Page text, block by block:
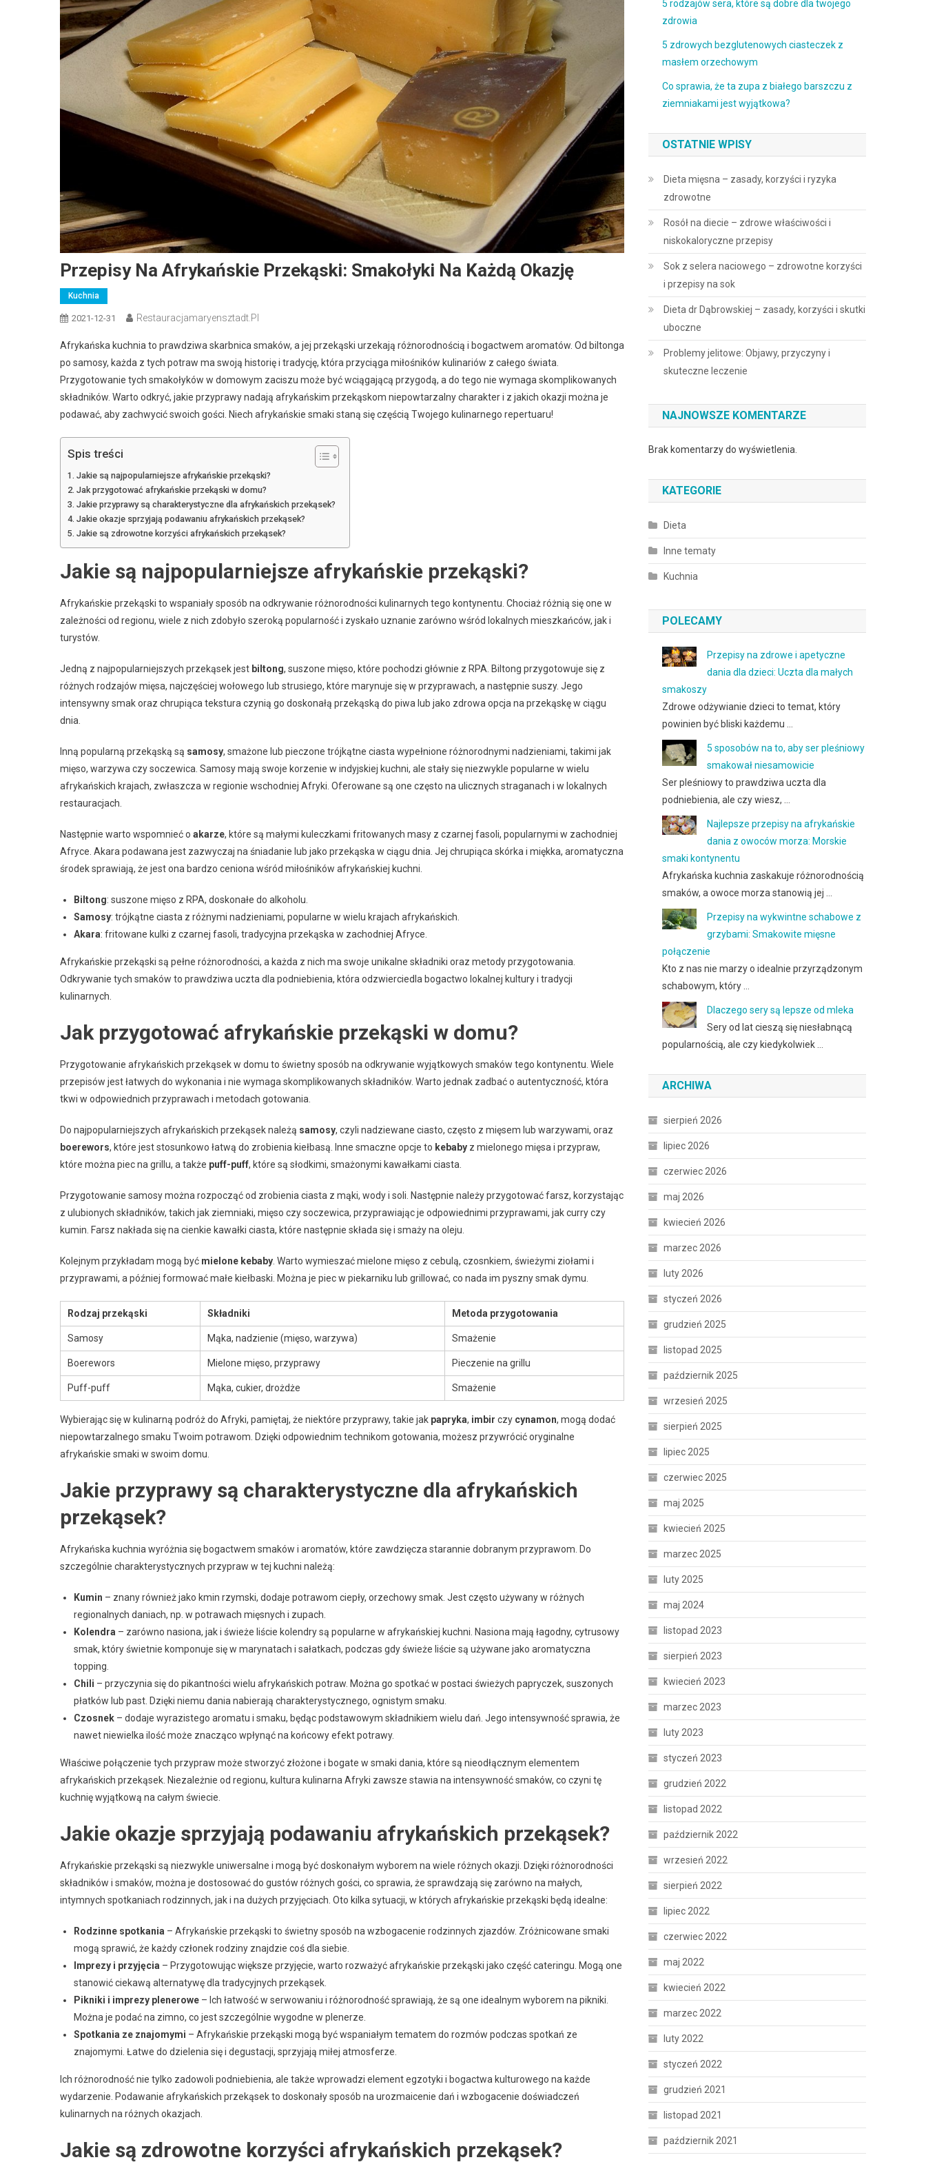
Przepisy Na Afrykańskie Przekąski: Smakołyki Na Każdą Okazję
Kuchnia
2021-12-31 Restauracjamaryensztadt.pl
Afrykańska kuchnia to prawdziwa skarbnica smaków, a jej przekąski urzekają różnorodnością i bogactwem aromatów. Od biltonga
po samosy, każda z tych potraw ma swoją historię i tradycję, która przyciąga miłośników kulinariów z całego świata.
Przygotowanie tych smakołyków w domowym zaciszu może być wciągającą przygodą, a do tego nie wymaga skomplikowanych
składników. Warto odkryć, jakie przyprawy nadają afrykańskim przekąskom niepowtarzalny charakter i z jakich okazji można je
podawać, aby zachwycić swoich gości. Niech afrykańskie smaki staną się częścią Twojego kulinarnego repertuaru!
Spis treści
Jakie są najpopularniejsze afrykańskie przekąski?
Jak przygotować afrykańskie przekąski w domu?
Jakie przyprawy są charakterystyczne dla afrykańskich przekąsek?
Jakie okazje sprzyjają podawaniu afrykańskich przekąsek?
Jakie są zdrowotne korzyści afrykańskich przekąsek?
Jakie są najpopularniejsze afrykańskie przekąski?
Afrykańskie przekąski to wspaniały sposób na odkrywanie różnorodności kulinarnych tego kontynentu. Chociaż różnią się one w
zależności od regionu, wiele z nich zdobyło szeroką popularność i zyskało uznanie zarówno wśród lokalnych mieszkańców, jak i
turystów.
Jedną z najpopularniejszych przekąsek jest biltong, suszone mięso, które pochodzi głównie z RPA. Biltong przygotowuje się z
różnych rodzajów mięsa, najczęściej wołowego lub strusiego, które marynuje się w przyprawach, a następnie suszy. Jego
intensywny smak oraz chrupiąca tekstura czynią go doskonałą przekąską do piwa lub jako zdrowa opcja na przekąskę w ciągu
dnia.
Inną popularną przekąską są samosy, smażone lub pieczone trójkątne ciasta wypełnione różnorodnymi nadzieniami, takimi jak
mięso, warzywa czy soczewica. Samosy mają swoje korzenie w indyjskiej kuchni, ale stały się niezwykle popularne w wielu
afrykańskich krajach, zwłaszcza w regionie wschodniej Afryki. Oferowane są one często na ulicznych straganach i w lokalnych
restauracjach.
Następnie warto wspomnieć o akarze, które są małymi kuleczkami fritowanych masy z czarnej fasoli, popularnymi w zachodniej
Afryce. Akara podawana jest zazwyczaj na śniadanie lub jako przekąska w ciągu dnia. Jej chrupiąca skórka i miękka, aromatyczna
środek sprawiają, że jest ona bardzo ceniona wśród miłośników afrykańskiej kuchni.
Biltong: suszone mięso z RPA, doskonałe do alkoholu.
Samosy: trójkątne ciasta z różnymi nadzieniami, popularne w wielu krajach afrykańskich.
Akara: fritowane kulki z czarnej fasoli, tradycyjna przekąska w zachodniej Afryce.
Afrykańskie przekąski są pełne różnorodności, a każda z nich ma swoje unikalne składniki oraz metody przygotowania.
Odkrywanie tych smaków to prawdziwa uczta dla podniebienia, która odzwierciedla bogactwo lokalnej kultury i tradycji
kulinarnych.
Jak przygotować afrykańskie przekąski w domu?
Przygotowanie afrykańskich przekąsek w domu to świetny sposób na odkrywanie wyjątkowych smaków tego kontynentu. Wiele
przepisów jest łatwych do wykonania i nie wymaga skomplikowanych składników. Warto jednak zadbać o autentyczność, która
tkwi w odpowiednich przyprawach i metodach gotowania.
Do najpopularniejszych afrykańskich przekąsek należą samosy, czyli nadziewane ciasto, często z mięsem lub warzywami, oraz
boerewors, które jest stosunkowo łatwą do zrobienia kiełbasą. Inne smaczne opcje to kebaby z mielonego mięsa i przypraw,
które można piec na grillu, a także puff-puff, które są słodkimi, smażonymi kawałkami ciasta.
Przygotowanie samosy można rozpocząć od zrobienia ciasta z mąki, wody i soli. Następnie należy przygotować farsz, korzystając
z ulubionych składników, takich jak ziemniaki, mięso czy soczewica, przyprawiając je odpowiednimi przyprawami, jak curry czy
kumin. Farsz nakłada się na cienkie kawałki ciasta, które następnie składa się i smaży na oleju.
Kolejnym przykładam mogą być mielone kebaby. Warto wymieszać mielone mięso z cebulą, czosnkiem, świeżymi ziołami i
przyprawami, a później formować małe kiełbaski. Można je piec w piekarniku lub grillować, co nada im pyszny smak dymu.
Rodzaj przekąski Składniki Metoda przygotowania
Samosy Mąka, nadzienie (mięso, warzywa) Smażenie
Boerewors Mielone mięso, przyprawy Pieczenie na grillu
Puff-puff Mąka, cukier, drożdże Smażenie
Wybierając się w kulinarną podróż do Afryki, pamiętaj, że niektóre przyprawy, takie jak papryka, imbir czy cynamon, mogą dodać
niepowtarzalnego smaku Twoim potrawom. Dzięki odpowiednim technikom gotowania, możesz przywrócić oryginalne
afrykańskie smaki w swoim domu.
Jakie przyprawy są charakterystyczne dla afrykańskich
przekąsek?
Afrykańska kuchnia wyróżnia się bogactwem smaków i aromatów, które zawdzięcza starannie dobranym przyprawom. Do
szczególnie charakterystycznych przypraw w tej kuchni należą:
Kumin – znany również jako kmin rzymski, dodaje potrawom ciepły, orzechowy smak. Jest często używany w różnych
regionalnych daniach, np. w potrawach mięsnych i zupach.
Kolendra – zarówno nasiona, jak i świeże liście kolendry są popularne w afrykańskiej kuchni. Nasiona mają łagodny, cytrusowy
smak, który świetnie komponuje się w marynatach i sałatkach, podczas gdy świeże liście są używane jako aromatyczna
topping.
Chili – przyczynia się do pikantności wielu afrykańskich potraw. Można go spotkać w postaci świeżych papryczek, suszonych
płatków lub past. Dzięki niemu dania nabierają charakterystycznego, ognistym smaku.
Czosnek – dodaje wyrazistego aromatu i smaku, będąc podstawowym składnikiem wielu dań. Jego intensywność sprawia, że
nawet niewielka ilość może znacząco wpłynąć na końcowy efekt potrawy.
Właściwe połączenie tych przypraw może stworzyć złożone i bogate w smaki dania, które są nieodłącznym elementem
afrykańskich przekąsek. Niezależnie od regionu, kultura kulinarna Afryki zawsze stawia na intensywność smaków, co czyni tę
kuchnię wyjątkową na całym świecie.
Jakie okazje sprzyjają podawaniu afrykańskich przekąsek?
Afrykańskie przekąski są niezwykle uniwersalne i mogą być doskonałym wyborem na wiele różnych okazji. Dzięki różnorodności
składników i smaków, można je dostosować do gustów różnych gości, co sprawia, że sprawdzają się zarówno na małych,
intymnych spotkaniach rodzinnych, jak i na dużych przyjęciach. Oto kilka sytuacji, w których afrykańskie przekąski będą idealne:
Rodzinne spotkania – Afrykańskie przekąski to świetny sposób na wzbogacenie rodzinnych zjazdów. Zróżnicowane smaki
mogą sprawić, że każdy członek rodziny znajdzie coś dla siebie.
Imprezy i przyjęcia – Przygotowując większe przyjęcie, warto rozważyć afrykańskie przekąski jako część cateringu. Mogą one
stanowić ciekawą alternatywę dla tradycyjnych przekąsek.
Pikniki i imprezy plenerowe – Ich łatwość w serwowaniu i różnorodność sprawiają, że są one idealnym wyborem na pikniki.
Można je podać na zimno, co jest szczególnie wygodne w plenerze.
Spotkania ze znajomymi – Afrykańskie przekąski mogą być wspaniałym tematem do rozmów podczas spotkań ze
znajomymi. Łatwe do dzielenia się i degustacji, sprzyjają miłej atmosferze.
Ich różnorodność nie tylko zadowoli podniebienia, ale także wprowadzi element egzotyki i bogactwa kulturowego na każde
wydarzenie. Podawanie afrykańskich przekąsek to doskonały sposób na urozmaicenie dań i wzbogacenie doświadczeń
kulinarnych na różnych okazjach.
Jakie są zdrowotne korzyści afrykańskich przekąsek?
5 rodzajów sera, które są dobre dla twojego
zdrowia
5 zdrowych bezglutenowych ciasteczek z
masłem orzechowym
Co sprawia, że ta zupa z białego barszczu z
ziemniakami jest wyjątkowa?
OSTATNIE WPISY
Dieta mięsna – zasady, korzyści i ryzyka
zdrowotne
Rosół na diecie – zdrowe właściwości i
niskokaloryczne przepisy
Sok z selera naciowego – zdrowotne korzyści
i przepisy na sok
Dieta dr Dąbrowskiej – zasady, korzyści i skutki
uboczne
Problemy jelitowe: Objawy, przyczyny i
skuteczne leczenie
NAJNOWSZE KOMENTARZE
Brak komentarzy do wyświetlenia.
KATEGORIE
Dieta
Inne tematy
Kuchnia
POLECAMY
Przepisy na zdrowe i apetyczne
dania dla dzieci: Uczta dla małych
smakoszy
Zdrowe odżywianie dzieci to temat, który
powinien być bliski każdemu …
5 sposobów na to, aby ser pleśniowy
smakował niesamowicie
Ser pleśniowy to prawdziwa uczta dla
podniebienia, ale czy wiesz, …
Najlepsze przepisy na afrykańskie
dania z owoców morza: Morskie
smaki kontynentu
Afrykańska kuchnia zaskakuje różnorodnością
smaków, a owoce morza stanowią jej …
Przepisy na wykwintne schabowe z
grzybami: Smakowite mięsne
połączenie
Kto z nas nie marzy o idealnie przyrządzonym
schabowym, który …
Dlaczego sery są lepsze od mleka
Sery od lat cieszą się niesłabnącą
popularnością, ale czy kiedykolwiek …
ARCHIWA
sierpień 2026
lipiec 2026
czerwiec 2026
maj 2026
kwiecień 2026
marzec 2026
luty 2026
styczeń 2026
grudzień 2025
listopad 2025
październik 2025
wrzesień 2025
sierpień 2025
lipiec 2025
czerwiec 2025
maj 2025
kwiecień 2025
marzec 2025
luty 2025
maj 2024
listopad 2023
sierpień 2023
kwiecień 2023
marzec 2023
luty 2023
styczeń 2023
grudzień 2022
listopad 2022
październik 2022
wrzesień 2022
sierpień 2022
lipiec 2022
czerwiec 2022
maj 2022
kwiecień 2022
marzec 2022
luty 2022
styczeń 2022
grudzień 2021
listopad 2021
październik 2021